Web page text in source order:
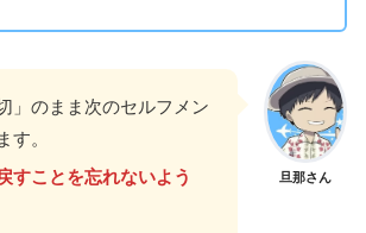
旦那さん
」のまま次のセルフメン
す。
すことを忘れないよう